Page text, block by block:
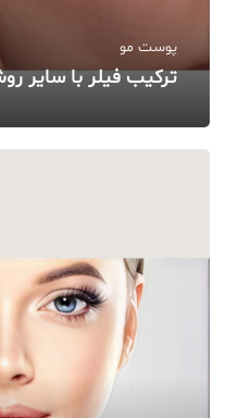
پوست مو
ترکیب فیلر با سایر